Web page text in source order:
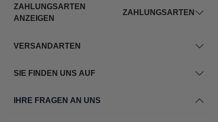
ZAHLUNGSARTEN
ANZEIGEN
ZAHLUNGSARTEN
VERSANDARTEN
SIE FINDEN UNS AUF
IHRE FRAGEN AN UNS